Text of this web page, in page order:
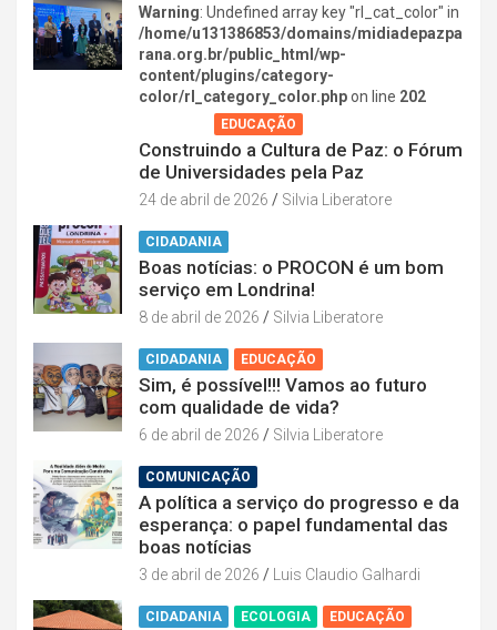
Warning: Undefined array key "rl_cat_color" in
/home/u131386853/domains/midiadepazpa
rana.org.br/public_html/wp-
content/plugins/category-
color/rl_category_color.phpon line 202
EDUCAÇÃO
Construindo a Cultura de Paz: o Fórum
de Universidades pela Paz
24 de abril de 2026 Silvia Liberatore
CIDADANIA
Boas notícias: o PROCON é um bom
serviço em Londrina!
8 de abril de 2026 Silvia Liberatore
CIDADANIA EDUCAÇÃO
Sim, é possível!!! Vamos ao futuro
com qualidade de vida?
6 de abril de 2026 Silvia Liberatore
COMUNICAÇÃO
A política a serviço do progresso e da
esperança: o papel fundamental das
boas notícias
3 de abril de 2026 Luis Claudio Galhardi
CIDADANIA ECOLOGIA EDUCAÇÃO